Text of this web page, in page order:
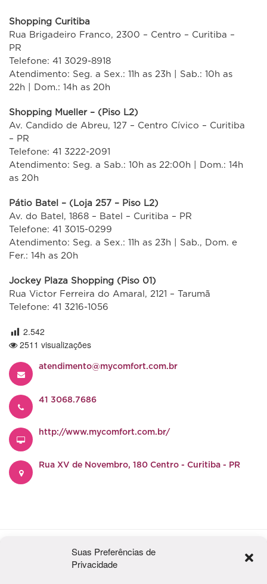
Suas Preferências de
Privacidade
Shopping Curitiba
Rua Brigadeiro Franco, 2300 – Centro – Curitiba –
PR
Telefone: 41 3029-8918
Atendimento: Seg. a Sex.: 11h as 23h | Sab.: 10h as
22h | Dom.: 14h as 20h
Shopping Mueller – (Piso L2)
Av. Candido de Abreu, 127 – Centro Cívico – Curitiba
– PR
Telefone: 41 3222-2091
Atendimento: Seg. a Sab.: 10h as 22:00h | Dom.: 14h
as 20h
Pátio Batel – (Loja 257 – Piso L2)
Av. do Batel, 1868 – Batel – Curitiba – PR
Telefone: 41 3015-0299
Atendimento: Seg. a Sex.: 11h as 23h | Sab., Dom. e
Fer.: 14h as 20h
Jockey Plaza Shopping (Piso 01)
Rua Victor Ferreira do Amaral, 2121 – Tarumã
Telefone: 41 3216-1056
2.542
2511 visualizações
atendimento@mycomfort.com.br
41 3068.7686
http://www.mycomfort.com.br/
Rua XV de Novembro, 180 Centro - Curitiba - PR
NossasRedes Sociais: